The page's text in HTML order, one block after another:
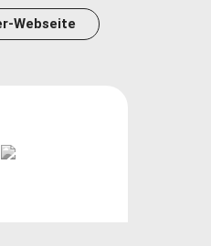
Webseite